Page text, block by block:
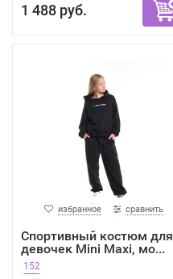
1 488 руб.
избранное сравнить
Спортивный костюм для
девочек Mini Maxi, мо...
152